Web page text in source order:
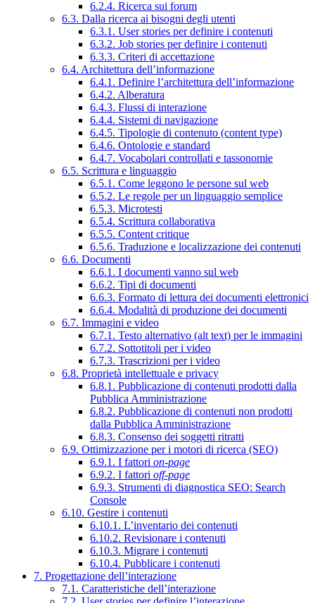
6.2.4. Ricerca sui forum
6.3. Dalla ricerca ai bisogni degli utenti
6.3.1. User stories per definire i contenuti
6.3.2. Job stories per definire i contenuti
6.3.3. Criteri di accettazione
6.4. Architettura dell’informazione
6.4.1. Definire l’architettura dell’informazione
6.4.2. Alberatura
6.4.3. Flussi di interazione
6.4.4. Sistemi di navigazione
6.4.5. Tipologie di contenuto (content type)
6.4.6. Ontologie e standard
6.4.7. Vocabolari controllati e tassonomie
6.5. Scrittura e linguaggio
6.5.1. Come leggono le persone sul web
6.5.2. Le regole per un linguaggio semplice
6.5.3. Microtesti
6.5.4. Scrittura collaborativa
6.5.5. Content critique
6.5.6. Traduzione e localizzazione dei contenuti
6.6. Documenti
6.6.1. I documenti vanno sul web
6.6.2. Tipi di documenti
6.6.3. Formato di lettura dei documenti elettronici
6.6.4. Modalità di produzione dei documenti
6.7. Immagini e video
6.7.1. Testo alternativo (alt text) per le immagini
6.7.2. Sottotitoli per i video
6.7.3. Trascrizioni per i video
6.8. Proprietà intellettuale e privacy
6.8.1. Pubblicazione di contenuti prodotti dalla
Pubblica Amministrazione
6.8.2. Pubblicazione di contenuti non prodotti
dalla Pubblica Amministrazione
6.8.3. Consenso dei soggetti ritratti
6.9. Ottimizzazione per i motori di ricerca (SEO)
6.9.1. I fattori on-page
6.9.2. I fattori off-page
6.9.3. Strumenti di diagnostica SEO: Search
Console
6.10. Gestire i contenuti
6.10.1. L’inventario dei contenuti
6.10.2. Revisionare i contenuti
6.10.3. Migrare i contenuti
6.10.4. Pubblicare i contenuti
7. Progettazione dell’interazione
7.1. Caratteristiche dell’interazione